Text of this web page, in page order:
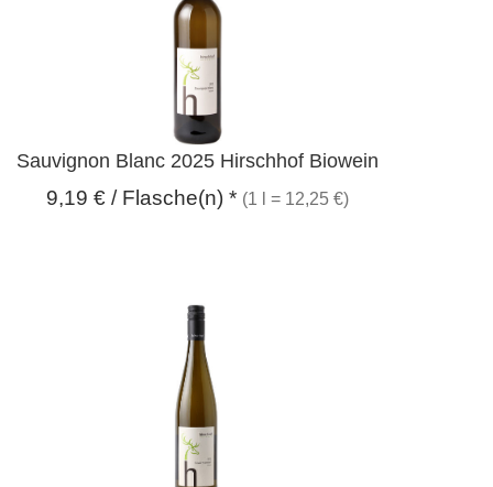
Sauvignon Blanc 2025 Hirschhof Biowein
9,19 € / Flasche(n) * (1 l = 12,25 €)